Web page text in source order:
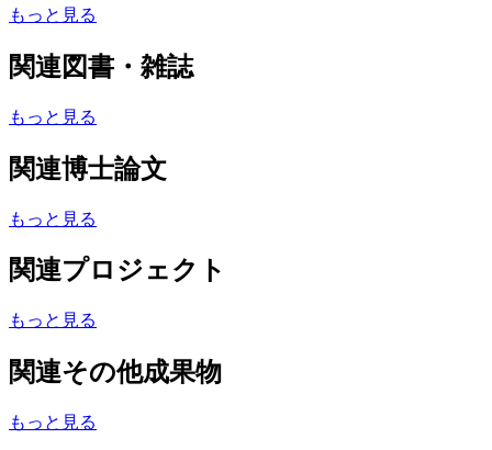
もっと見る
関連図書・雑誌
もっと見る
関連博士論文
もっと見る
関連プロジェクト
もっと見る
関連その他成果物
もっと見る